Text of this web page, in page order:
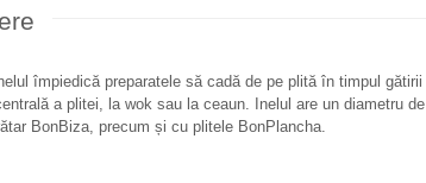
împiedică preparatele să cadă de pe plită în timpul gătirii
a plitei, la wok sau la ceaun. Inelul are un diametru de
BonBiza, precum și cu plitele BonPlancha.